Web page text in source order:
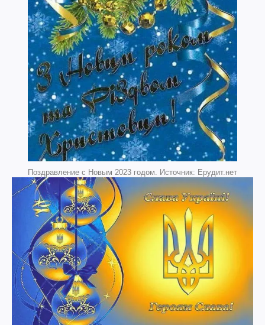
Поздравление с Новым 2023 годом. Источник: Ерудит.нет